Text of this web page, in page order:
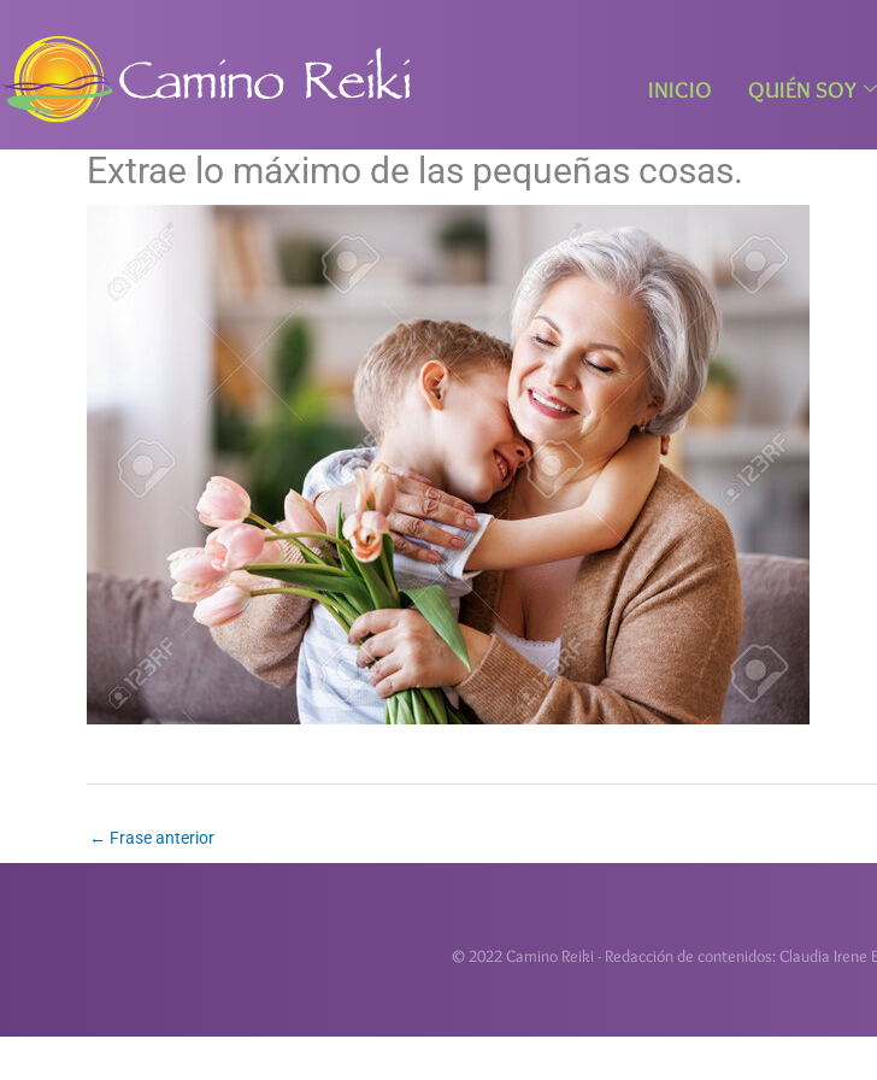
contenido
INICIO QUIÉN SOY
Extrae lo máximo de las pequeñas cosas.
← Frase anterior
© 2022 Camino Reiki - Redacción de contenidos: Claudia Irene